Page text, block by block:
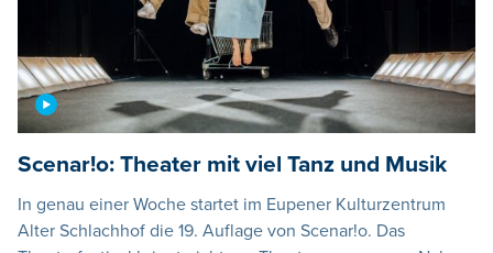
Scenar!o: Theater mit viel Tanz und Musik
In genau einer Woche startet im Eupener Kulturzentrum
Alter Schlachhof die 19. Auflage von Scenar!o. Das